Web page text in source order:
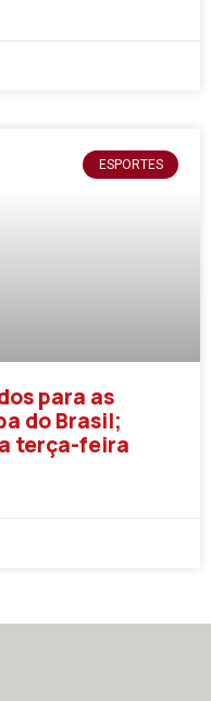
ESPORTES
para as
do Brasil;
terça-feira